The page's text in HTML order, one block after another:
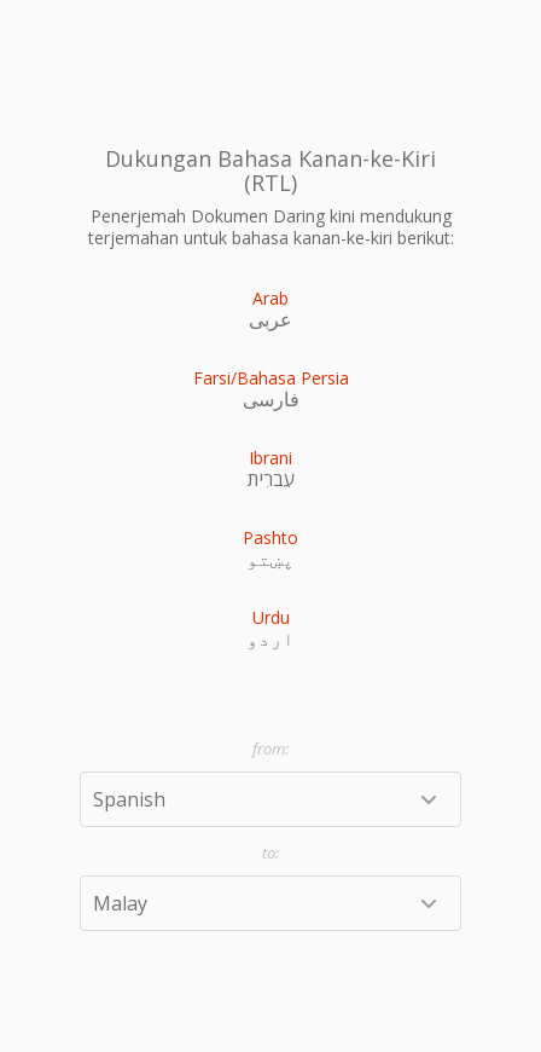
Dukungan Bahasa Kanan-ke-Kiri
(RTL)
Penerjemah Dokumen Daring kini mendukung
terjemahan untuk bahasa kanan-ke-kiri berikut:
Arab
عربى
Farsi/Bahasa Persia
فارسی
Ibrani
עִברִית
Pashto
پښتو
Urdu
اردو